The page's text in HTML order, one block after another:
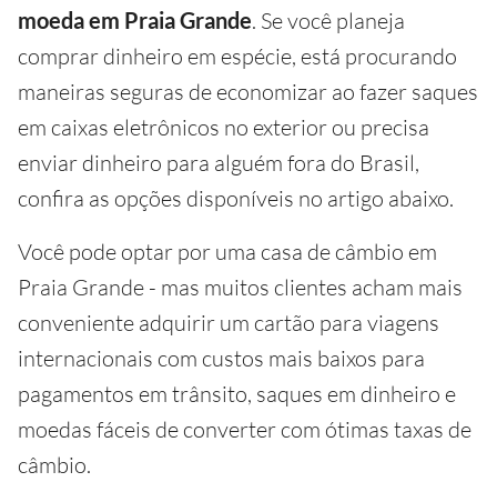
moeda em Praia Grande. Se você planeja
comprar dinheiro em espécie, está procurando
maneiras seguras de economizar ao fazer saques
em caixas eletrônicos no exterior ou precisa
enviar dinheiro para alguém fora do Brasil,
confira as opções disponíveis no artigo abaixo.
Você pode optar por uma casa de câmbio em
Praia Grande - mas muitos clientes acham mais
conveniente adquirir um cartão para viagens
internacionais com custos mais baixos para
pagamentos em trânsito, saques em dinheiro e
moedas fáceis de converter com ótimas taxas de
câmbio.